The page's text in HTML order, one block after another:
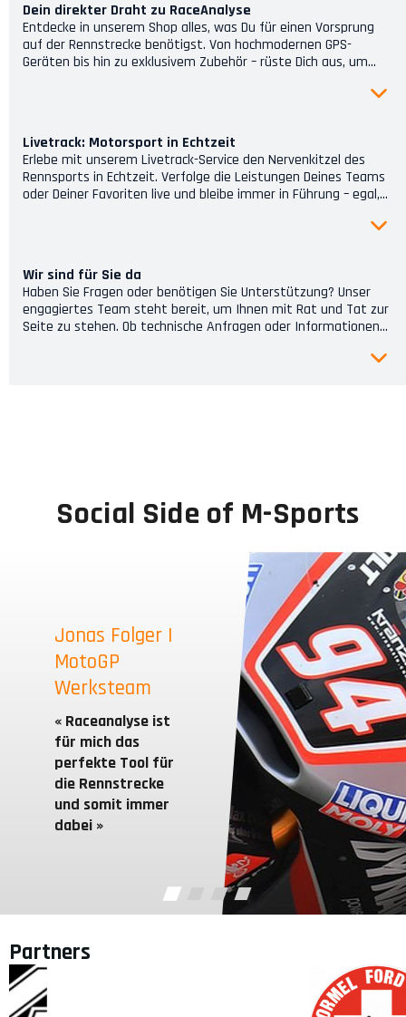
Dein direkter Draht zu RaceAnalyse
Entdecke in unserem Shop alles, was Du für einen Vorsprung
auf der Rennstrecke benötigst. Von hochmodernen GPS-
Geräten bis hin zu exklusivem Zubehör – rüste Dich aus, um
Livetrack: Motorsport in Echtzeit
Erlebe mit unserem Livetrack-Service den Nervenkitzel des
Rennsports in Echtzeit. Verfolge die Leistungen Deines Teams
oder Deiner Favoriten live und bleibe immer in Führung – egal,
Wir sind für Sie da
Haben Sie Fragen oder benötigen Sie Unterstützung? Unser
engagiertes Team steht bereit, um Ihnen mit Rat und Tat zur
Seite zu stehen. Ob technische Anfragen oder Informationen
Social Side of M-Sports
Jonas Folger |
MotoGP
Werksteam
« Raceanalyse ist
für mich das
perfekte Tool für
die Rennstrecke
und somit immer
dabei »
Partners